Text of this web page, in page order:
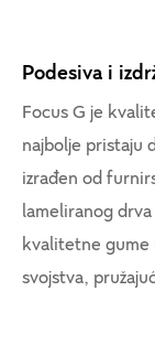
Podesiva i
Focus G je
najbolje pristaju
izrađen od
lameliranog
kvalitetne gume
svojstva,